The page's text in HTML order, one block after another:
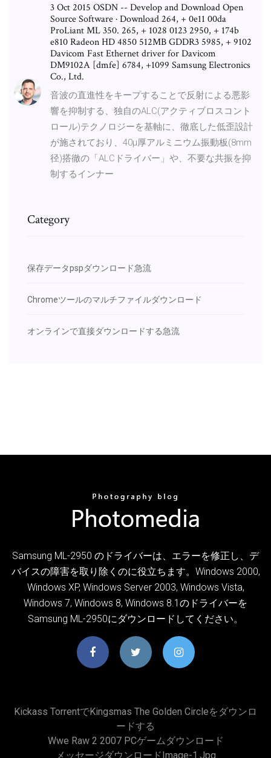
3 Oct 2015 OSDN -- Develop and Download Open
Source Software · Download 264, + 0e11 00da
ProLiant ML 350. 265, + 1028 0123 2950, + 174b
e810 Radeon HD 4850 512MB GDDR3 5985, + 9102
Davicom Fast Ethernet driver for Davicom
DM9102A [dmfe] 6784, +1099 Samsung Electronics
Co., Ltd.
音波の直進性をキープすることで反射による悪影
響を抑制する、独自のALC(アクティブロスコント
ロール)テクノロジーを基軸に、徹底した低歪設計
が施されており、40μ厚アルミニウム振動板(8mm
径)搭徹の「ALCドライバー」や、不要な共振を抑
制するインナー
Category
保存データpspダウンロード急流
Chromeツールのマルチファイルダウンロード
オンラインで直接ダウンロードする急流
Samsung ML-2950 のドライバーは、エラーを修正し、デ
バイスの障害を取り除くのに役立ちます。Windows 2000,
Windows XP, Windows Server 2003, Windows Vista,
Windows 7, Windows 8, Windows 8.1のドライバーを
Samsung ML-2950にダウンロードしてください。
Kickass TorrentでKingsmas The Golden Circleをダウンロ
ードする
Wwe Raw 2 2007 PCゲームダウンロード
メッセージダウンロードimage-1.jpg